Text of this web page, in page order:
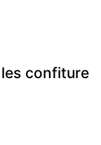
confiture